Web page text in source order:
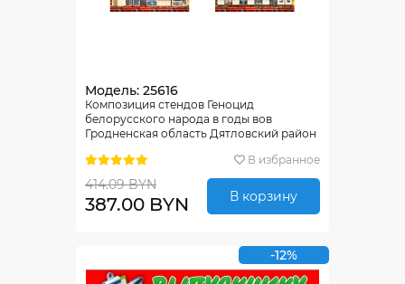
Модель: 25616
Композиция стендов Геноцид
белорусского народа в годы вов
Гродненская область Дятловский район
В избранное
414.09 BYN
387.00 BYN В корзину
-12%